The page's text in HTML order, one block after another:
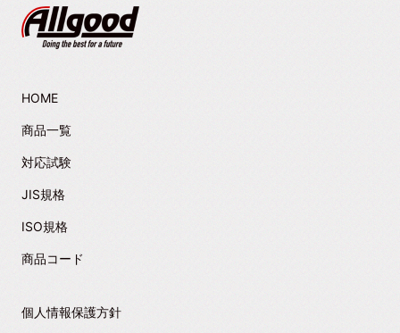
HOME
商品一覧
対応試験
JIS規格
ISO規格
商品コード
個人情報保護方針